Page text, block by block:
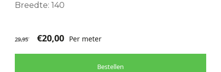
Breedte: 140
29,95 €20,00 Per meter
Bestellen